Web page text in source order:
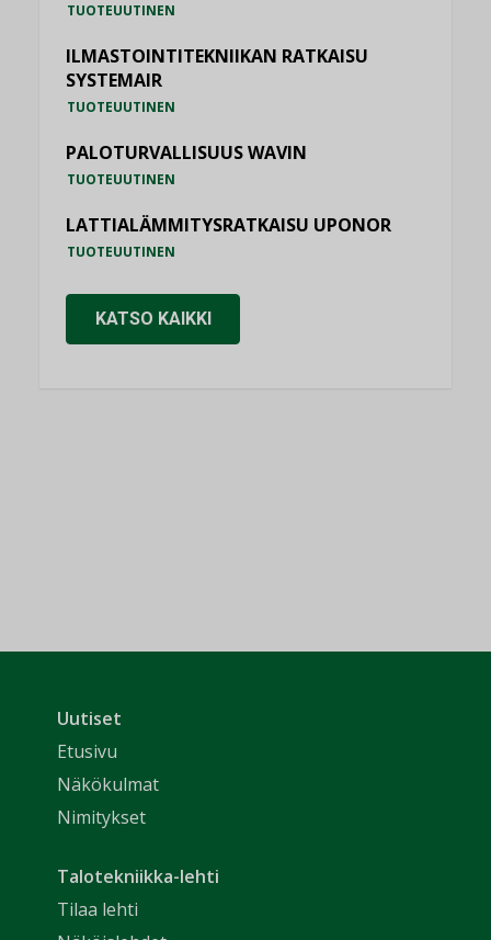
TUOTEUUTINEN
ILMASTOINTITEKNIIKAN RATKAISU
SYSTEMAIR
TUOTEUUTINEN
PALOTURVALLISUUS WAVIN
TUOTEUUTINEN
LATTIALÄMMITYSRATKAISU UPONOR
TUOTEUUTINEN
KATSO KAIKKI
Uutiset
Etusivu
Näkökulmat
Nimitykset
Talotekniikka-lehti
Tilaa lehti